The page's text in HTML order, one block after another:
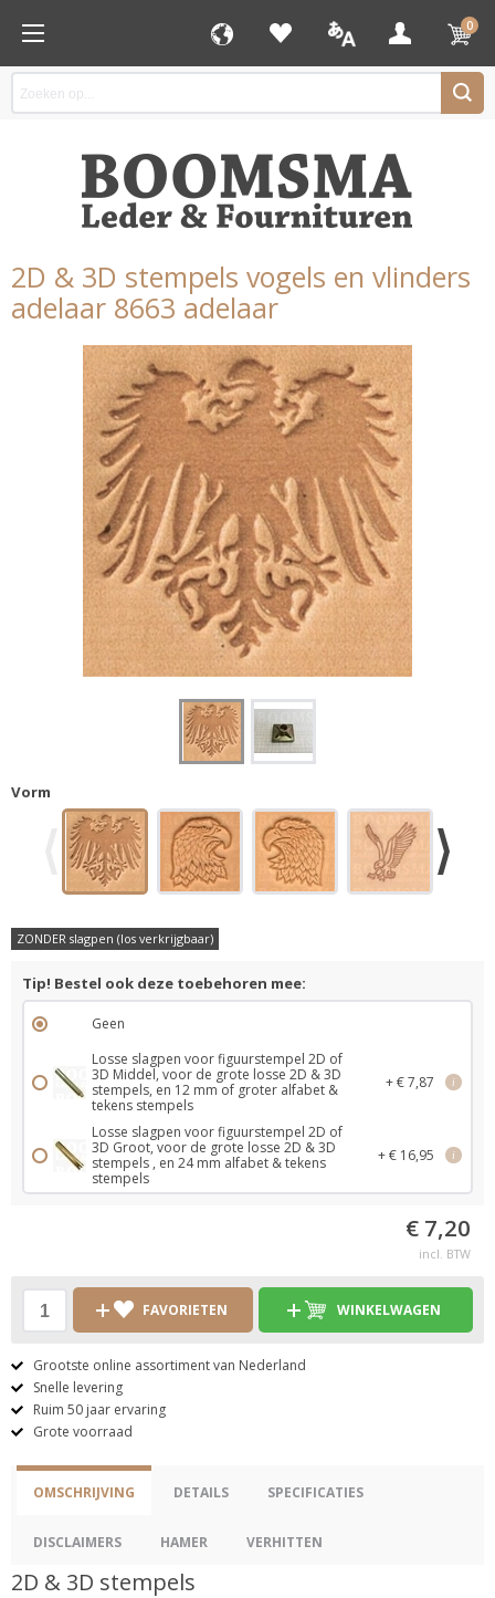
0
2D & 3D stempels vogels en vlinders
adelaar 8663 adelaar
Vorm
ZONDER slagpen (los verkrijgbaar)
Tip! Bestel ook deze toebehoren mee:
Geen
Losse slagpen voor figuurstempel 2D of
3D Middel, voor de grote losse 2D & 3D
stempels, en 12 mm of groter alfabet &
tekens stempels
+ € 7,87 i
Losse slagpen voor figuurstempel 2D of
3D Groot, voor de grote losse 2D & 3D
stempels , en 24 mm alfabet & tekens
stempels
+ € 16,95 i
€ 7,20
incl. BTW
FAVORIETEN WINKELWAGEN
Grootste online assortiment van Nederland
Snelle levering
Ruim 50 jaar ervaring
Grote voorraad
OMSCHRIJVING DETAILS SPECIFICATIES
DISCLAIMERS HAMER VERHITTEN
2D & 3D stempels